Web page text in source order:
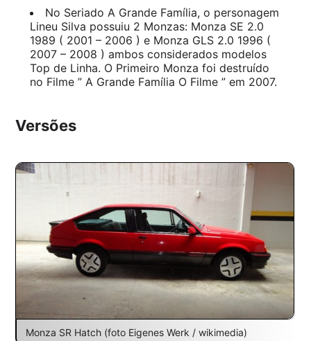
No Seriado A Grande Família, o personagem
Lineu Silva possuiu 2 Monzas: Monza SE 2.0
1989 ( 2001 – 2006 ) e Monza GLS 2.0 1996 (
2007 – 2008 ) ambos considerados modelos
Top de Linha. O Primeiro Monza foi destruído
no Filme ” A Grande Família O Filme ” em 2007.
Versões
Monza SR Hatch (foto Eigenes Werk / wikimedia)